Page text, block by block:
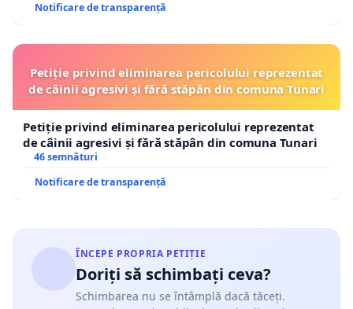
Notificare de transparență
Petiție privind eliminarea pericolului reprezentat
de câinii agresivi și fără stăpân din comuna Tunari
Petiție privind eliminarea pericolului reprezentat
de câinii agresivi și fără stăpân din comuna Tunari
46 semnături
Notificare de transparență
ÎNCEPE PROPRIA PETIȚIE
Doriți să schimbați ceva?
Schimbarea nu se întâmplă dacă tăceți.